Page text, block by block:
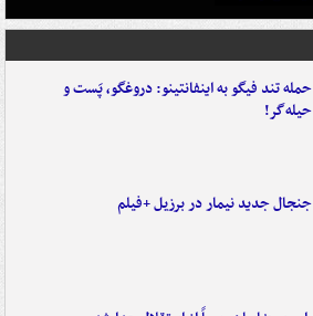
حمله تند فیگو به اینفانتینو: دروغگو، پَست‌ و
حیله‌گر!
جنجال جدید نیمار در برزیل +فیلم